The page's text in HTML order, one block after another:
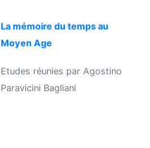
La mémoire du temps au
Moyen Age
Etudes réunies par Agostino
Paravicini Bagliani